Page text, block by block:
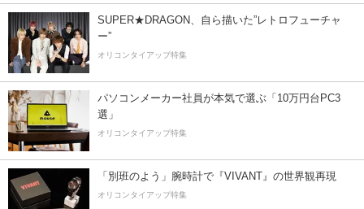
SUPER★DRAGON、自ら描いた”レトロフューチャ
ー”
オリコンタイアップ特集
パソコンメーカー社員が本気で選ぶ「10万円台PC3
選」
オリコンタイアップ特集
「別班のよう」腕時計で『VIVANT』の世界観再現
オリコンタイアップ特集